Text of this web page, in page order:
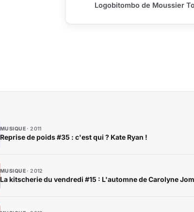
Logobitombo de Moussier
MUSIQUE 2011
Reprise de poids #35 : c'est qui ? Kate Ryan !
MUSIQUE 2012
La kitscherie du vendredi #15 : L'automne de Carolyne